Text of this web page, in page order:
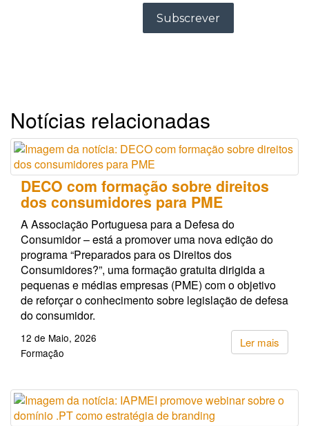
Notícias relacionadas
DECO com formação sobre direitos
dos consumidores para PME
A Associação Portuguesa para a Defesa do
Consumidor – está a promover uma nova edição do
programa “Preparados para os Direitos dos
Consumidores?”, uma formação gratuita dirigida a
pequenas e médias empresas (PME) com o objetivo
de reforçar o conhecimento sobre legislação de defesa
do consumidor.
Ler mais
12 de Maio, 2026
Formação